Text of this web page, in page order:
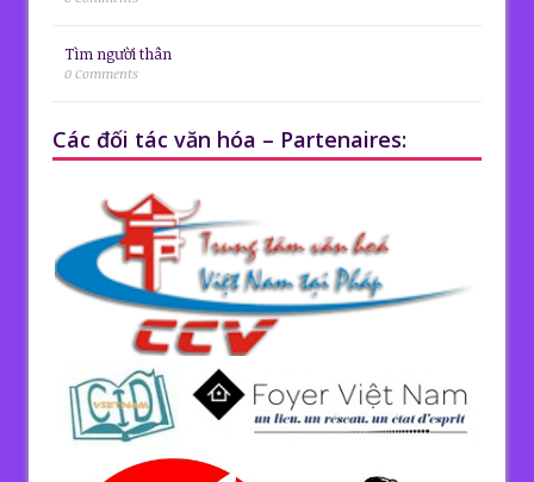
Tìm người thân
0 Comments
Các đối tác văn hóa – Partenaires: